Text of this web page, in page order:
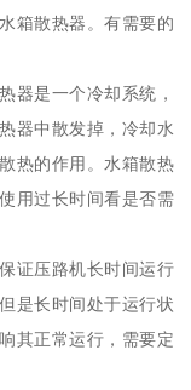
散热器。有需要的
器是一个冷却系统，
器中散发掉，冷却水
热的作用。水箱散热
用过长时间看是否需
证压路机长时间运行
是长时间处于运行状
其正常运行，需要定